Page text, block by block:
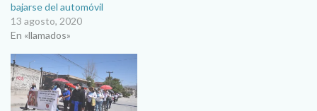
bajarse del automóvil
13 agosto, 2020
En «llamados»